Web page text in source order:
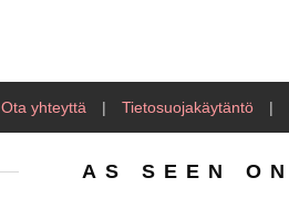
Ota yhteyttä | Tietosuojakäytäntö |
AS SEEN ON